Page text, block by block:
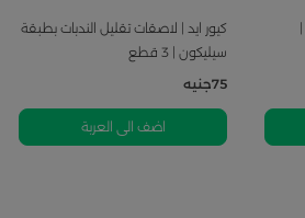
كيور ايد | لاصقات تقليل الندبات بطبقة
سيليكون | 3 قطع
75جنيه
اضف الى العربة